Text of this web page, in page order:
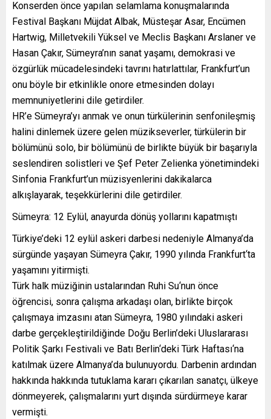
Konserden önce yapılan selamlama konuşmalarında
Festival Başkanı Müjdat Albak, Müsteşar Asar, Encümen
Hartwig, Milletvekili Yüksel ve Meclis Başkanı Arslaner ve
Hasan Çakır, Sümeyra’nın sanat yaşamı, demokrasi ve
özgürlük mücadelesindeki tavrını hatırlattılar, Frankfurt’un
onu böyle bir etkinlikle onore etmesinden dolayı
memnuniyetlerini dile getirdiler.
HR’e Sümeyra’yı anmak ve onun türkülerinin senfonileşmiş
halini dinlemek üzere gelen müzikseverler, türkülerin bir
bölümünü solo, bir bölümünü de birlikte büyük bir başarıyla
seslendiren solistleri ve Şef Peter Zelienka yönetimindeki
Sinfonia Frankfurt’un müzisyenlerini dakikalarca
alkışlayarak, teşekkürlerini dile getirdiler.
Sümeyra: 12 Eylül, anayurda dönüş yollarını kapatmıştı
Türkiye’deki 12 eylül askeri darbesi nedeniyle Almanya’da
sürgünde yaşayan Sümeyra Çakır, 1990 yılında Frankfurt‘ta
yaşamını yitirmişti.
Türk halk müziğinin ustalarından Ruhi Su‘nun önce
öğrencisi, sonra çalışma arkadaşı olan, birlikte birçok
çalışmaya imzasını atan Sümeyra, 1980 yılındaki askeri
darbe gerçekleştirildiğinde Doğu Berlin’deki Uluslararası
Politik Şarkı Festivali ve Batı Berlin‘deki Türk Haftası‘na
katılmak üzere Almanya’da bulunuyordu. Darbenin ardından
hakkında hakkında tutuklama kararı çıkarılan sanatçı, ülkeye
dönmeyerek, çalışmalarını yurt dışında sürdürmeye karar
vermişti.